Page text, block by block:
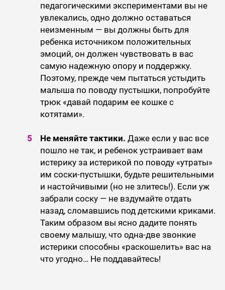
педагогическими экспериментами вы не
увлекались, одно должно оставаться
неизменным — вы должны быть для
ребенка источником положительных
эмоций, он должен чувствовать в вас
самую надежную опору и поддержку.
Поэтому, прежде чем пытаться устыдить
малыша по поводу пустышки, попробуйте
трюк «давай подарим ее кошке с
котятами».
Не меняйте тактики. Даже если у вас все
пошло не так, и ребенок устраивает вам
истерику за истерикой по поводу «утраты»
им соски-пустышки, будьте решительными
и настойчивыми (но не злитесь!). Если уж
забрали соску — не вздумайте отдать
назад, сломавшись под детскими криками.
Таким образом вы ясно дадите понять
своему малышу, что одна-две звонкие
истерики способны «раскошелить» вас на
что угодно… Не поддавайтесь!